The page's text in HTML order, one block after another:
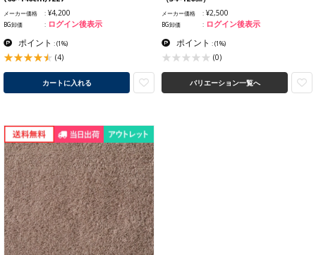
メーカー価格 ¥4,200
BG卸価 ログイン後表示
ポイント :(1%)
(4)
カートに入れる
メーカー価格 ¥2,500
BG卸価 ログイン後表示
ポイント :(1%)
(0)
バリエーション一覧へ